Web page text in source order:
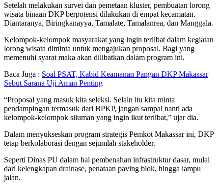
Setelah melakukan survei dan pemetaan kluster, pembuatan lorong
wisata binaan DKP berpotensi dilakukan di empat kecamatan.
Diantaranya, Biringkanayya, Tamalate, Tamalanrea, dan Manggala.
Kelompok-kelompok masyarakat yang ingin terlibat dalam kegiatan
lorong wisata diminta untuk mengajukan proposal. Bagi yang
memenuhi syarat maka akan dilibatkan dalam program ini.
Baca Juga : Soal PSAT, Kabid Keamanan Pangan DKP Makassar
Sebut Sarana Uji Aman Penting
“Proposal yang masuk kita seleksi. Selain itu kita minta
pendampingan termasuk dari BPKP, jangan sampai nanti ada
kelompok-kelompok siluman yang ingin ikut terlibat,” ujar dia.
Dalam menyukseskan program strategis Pemkot Makassar ini, DKP
tetap berkolaborasi dengan sejumlah stakeholder.
Seperti Dinas PU dalam hal pembenahan infrastruktur dasar, mulai
dari kelengkapan drainase, penataan paving blok, hingga lampu
jalan.